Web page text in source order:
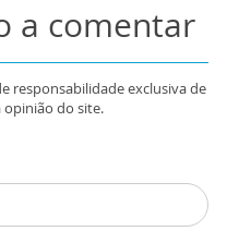
a comentar
responsabilidade exclusiva de
opinião do site.